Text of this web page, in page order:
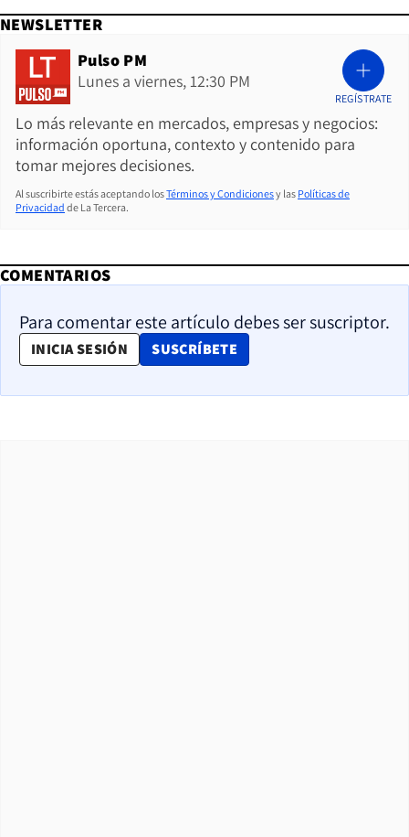
NEWSLETTER
Pulso PM
Lunes a viernes, 12:30 PM
Lo más relevante en mercados, empresas y negocios:
información oportuna, contexto y contenido para
tomar mejores decisiones.
REGÍSTRATE
Al suscribirte estás aceptando losTérminos y Condicionesy las Políticas de
Privacidad de La Tercera.
COMENTARIOS
Para comentar este artículo debes ser suscriptor.
INICIA SESIÓN SUSCRÍBETE
OPENS IN NEW WINDOW